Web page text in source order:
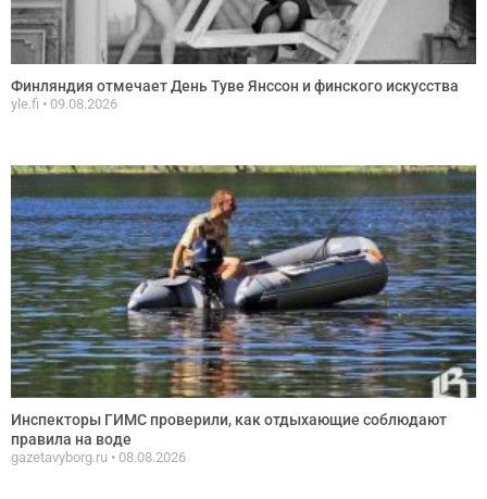
Финляндия отмечает День Туве Янссон и финского искусства
yle.fi 09.08.2026
Инспекторы ГИМС проверили, как отдыхающие соблюдают
правила на воде
gazetavyborg.ru 08.08.2026